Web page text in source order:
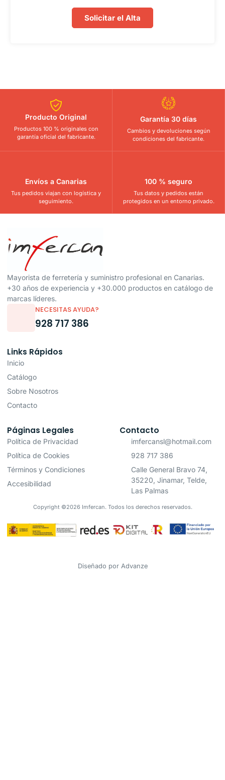
Solicitar el Alta
Producto Original
Productos 100 % originales con
garantía oficial del fabricante.
Garantía 30 días
Cambios y devoluciones según
condiciones del fabricante.
Envíos a Canarias
Tus pedidos viajan con logística y
seguimiento.
100 % seguro
Tus datos y pedidos están
protegidos en un entorno privado.
Mayorista de ferretería y suministro profesional en Canarias.
+30 años de experiencia y +30.000 productos en catálogo de
marcas líderes.
NECESITAS AYUDA?
928 717 386
Links Rápidos
Inicio
Catálogo
Sobre Nosotros
Contacto
Páginas Legales
Política de Privacidad
Política de Cookies
Términos y Condiciones
Accesibilidad
Contacto
imfercansl@hotmail.com
928 717 386
Calle General Bravo 74,
35220, Jinamar, Telde,
Las Palmas
Copyright ©2026 Imfercan. Todos los derechos reservados.
Diseñado por Advanze